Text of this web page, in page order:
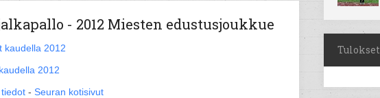
- 2012 Miesten edustusjoukkue
kaudella 2012
2012
- Seuran kotisivut
Tulokset